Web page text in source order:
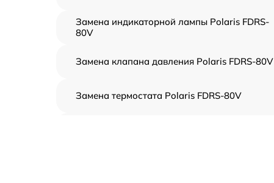
Замена индикаторной лампы Polaris FDRS-
80V
Замена клапана давления Polaris FDRS-80V
Замена термостата Polaris FDRS-80V